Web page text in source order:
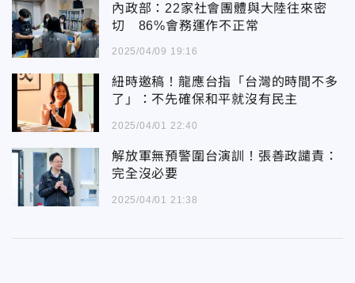
內政部：22家社會團體與大陸往來密
切 86%會務運作不正常
2025/04/09 19:16
紐時邀稿！龍應台指「台灣的時間不多
了」：不先確保和平就沒有民主
2025/04/01 22:40
解放軍無預警圍台演訓！張善政譴責：
完全沒必要
2025/04/01 21:38